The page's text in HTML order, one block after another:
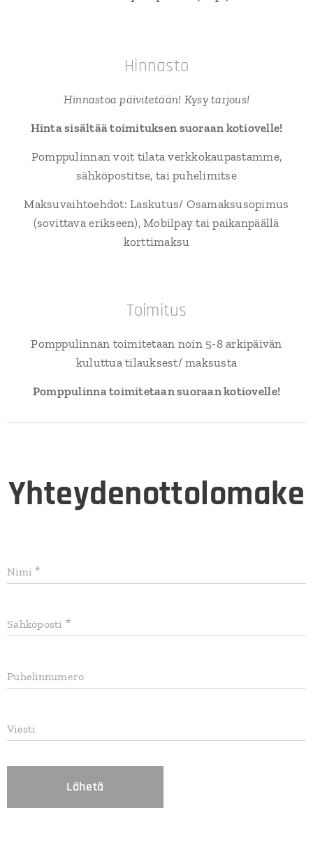
Hinnasto
Hinnastoa päivitetään! Kysy tarjous!
Hinta sisältää toimituksen suoraan kotiovelle!
Pomppulinnan voit tilata verkkokaupastamme,
sähköpostitse, tai puhelimitse
Maksuvaihtoehdot: Laskutus/ Osamaksusopimus
(sovittava erikseen), Mobilpay tai paikanpäällä
korttimaksu
Toimitus
Pomppulinnan toimitetaan noin 5-8 arkipäivän
kuluttua tilauksest/ maksusta
Pomppulinna toimitetaan suoraan kotiovelle!
Yhteydenottolomake
Nimi
Sähköposti
Puhelinnumero
Viesti
Lähetä